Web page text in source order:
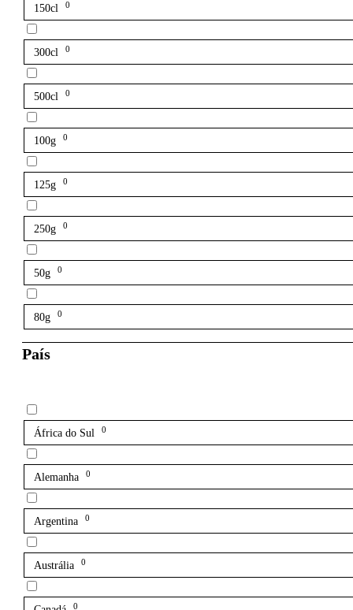
150cl 0
300cl 0
500cl 0
100g 0
125g 0
250g 0
50g 0
80g 0
País
África do Sul 0
Alemanha 0
Argentina 0
Austrália 0
0